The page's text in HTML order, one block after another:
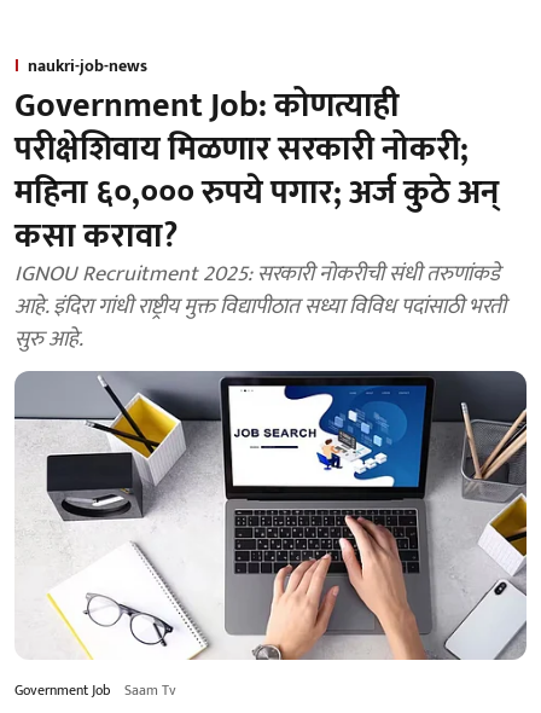
naukri-job-news
Government Job: कोणत्याही
परीक्षेशिवाय मिळणार सरकारी नोकरी;
महिना ६०,००० रुपये पगार; अर्ज कुठे अन्
कसा करावा?
IGNOU Recruitment 2025: सरकारी नोकरीची संधी तरुणांकडे
आहे. इंदिरा गांधी राष्ट्रीय मुक्त विद्यापीठात सध्या विविध पदांसाठी भरती
सुरु आहे.
Government Job Saam Tv